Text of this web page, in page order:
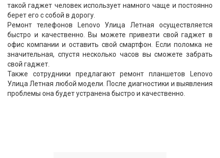
такой гаджет человек использует намного чаще и постоянно
берет его с собой в дорогу.
Ремонт телефонов Lenovo Улица Летная осуществляется
быстро и качественно. Вы можете привезти свой гаджет в
офис компании и оставить свой смартфон. Если поломка не
значительная, спустя несколько часов вы сможете забрать
свой гаджет.
Также сотрудники предлагают ремонт планшетов Lenovo
Улица Летная любой модели. После диагностики и выявления
проблемы она будет устранена быстро и качественно.